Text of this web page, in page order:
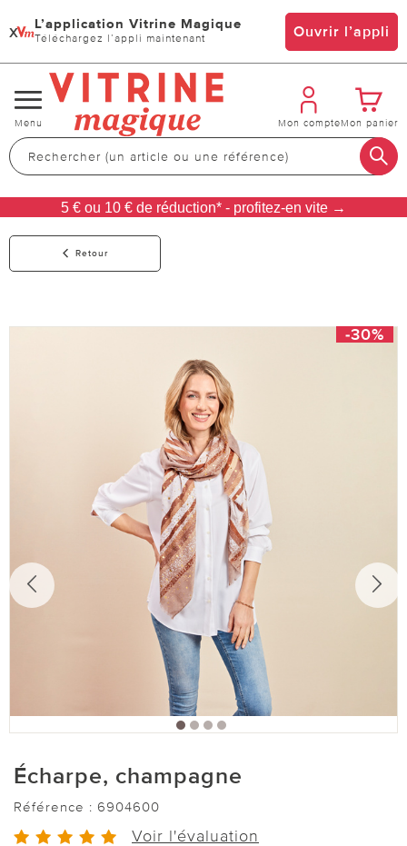
x L’application Vitrine Magique
Téléchargez l’appli maintenant Ouvrir l’appli
Changer
de
navigation
Menu Mon compteMon panier
5 € ou 10 € de réduction* - profitez-en vite →
Retour
-30%
Écharpe, champagne
Référence : 6904600
Voir l'évaluation